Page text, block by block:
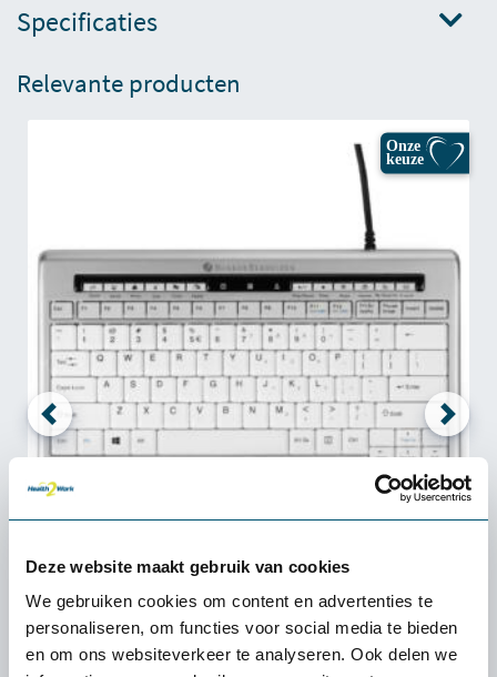
Deze website maakt gebruik van cookies
We gebruiken cookies om content en advertenties te
personaliseren, om functies voor social media te bieden
en om ons websiteverkeer te analyseren. Ook delen we
Specificaties
Relevante producten
Onze
keuze
S-board 840 compact toetsenbord
65,-